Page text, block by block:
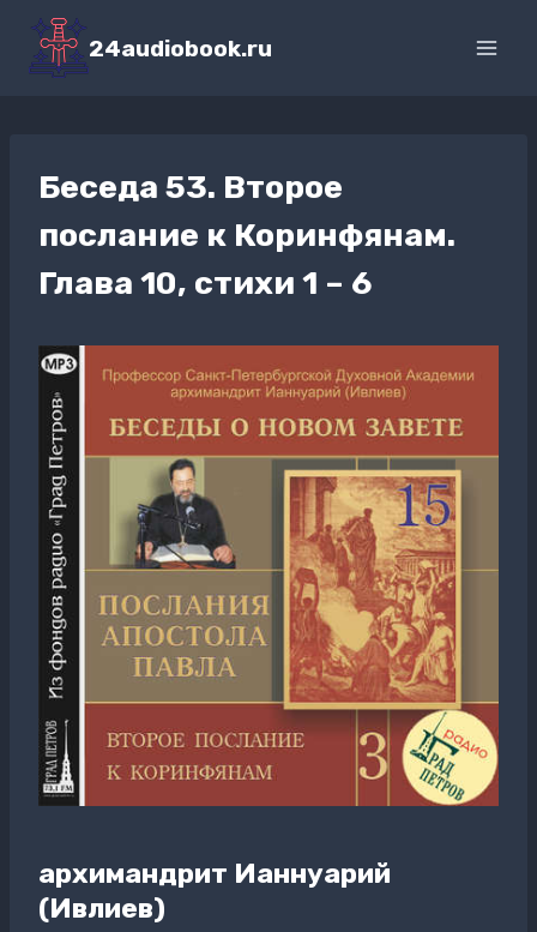
Перейти
содержимому
24audiobook.ru
Беседа 53. Второе
послание к Коринфянам.
Глава 10, стихи 1 – 6
архимандрит Ианнуарий
(Ивлиев)